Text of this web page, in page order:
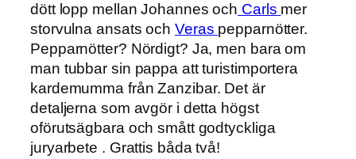
dött lopp mellan Johannes och Carls mer
storvulna ansats och Veras pepparnötter.
Pepparnötter? Nördigt? Ja, men bara om
man tubbar sin pappa att turistimportera
kardemumma från Zanzibar. Det är
detaljerna som avgör i detta högst
oförutsägbara och smått godtyckliga
juryarbete . Grattis båda två!